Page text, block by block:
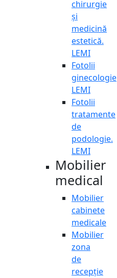
chirurgie
și
medicină
estetică.
LEMI
Fotolii
ginecologie
LEMI
Fotolii
tratamente
de
podologie.
LEMI
Mobilier
medical
Mobilier
cabinete
medicale
Mobilier
zona
de
recepție